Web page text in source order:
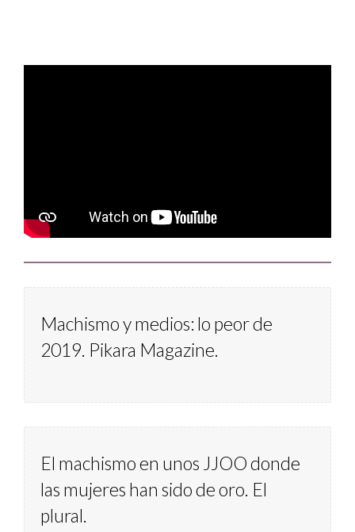
Machismo y medios: lo peor de
2019. Pikara Magazine.
El machismo en unos JJOO donde
las mujeres han sido de oro. El
plural.